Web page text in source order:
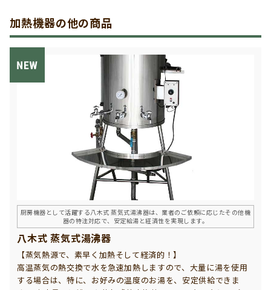
加熱機器の他の商品
厨房機器として活躍する八木式 蒸気式湯沸器は、業者のご依頼に応じたその他機
器の特注対応で、安定給湯と経済性を実現します。
八木式 蒸気式湯沸器
【蒸気熱源で、素早く加熱そして経済的！】
高温蒸気の熱交換で水を急速加熱しますので、大量に湯を使用
する場合は、特に、お好みの温度のお湯を、安定供給できま